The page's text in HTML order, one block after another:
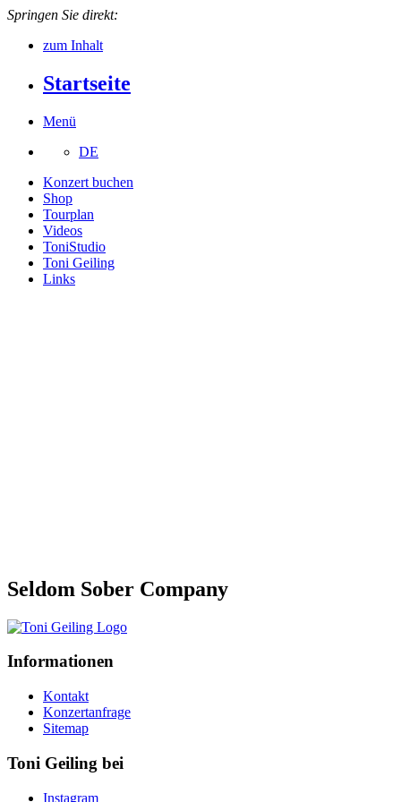
Springen Sie direkt:
zum Inhalt
Startseite
Menü
DE
Konzert buchen
Shop
Tourplan
Videos
ToniStudio
Toni Geiling
Links
Seldom Sober Company
Informationen
Kontakt
Konzertanfrage
Sitemap
Toni Geiling bei
Instagram